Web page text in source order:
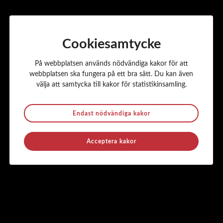
Cookiesamtycke
På webbplatsen används nödvändiga kakor för att
webbplatsen ska fungera på ett bra sätt. Du kan även
välja att samtycka till kakor för statistikinsamling.
Endast nödvändiga kakor
Acceptera kakor